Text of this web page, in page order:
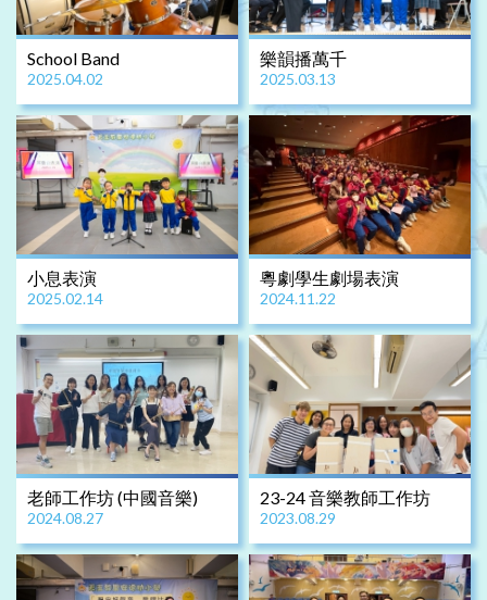
School Band
2025.04.02
樂韻播萬千
2025.03.13
小息表演
2025.02.14
粵劇學生劇場表演
2024.11.22
老師工作坊 (中國音樂)
2024.08.27
23-24 音樂教師工作坊
2023.08.29